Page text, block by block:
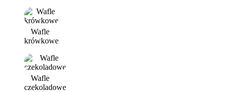
Wafle
krówkowe
Wafle
czekoladowe